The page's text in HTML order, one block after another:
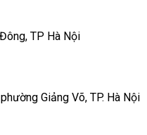
TP Hà Nội
Giảng Võ, TP. Hà Nội